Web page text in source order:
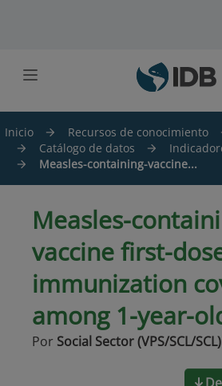
Inicio Recursos de conocimiento
Catálogo de datos
Measles-containing-vaccine...
Measles-
vaccine first-
immunization
among 1-year-
Por Social Sector (VPS/SCL/SCL)